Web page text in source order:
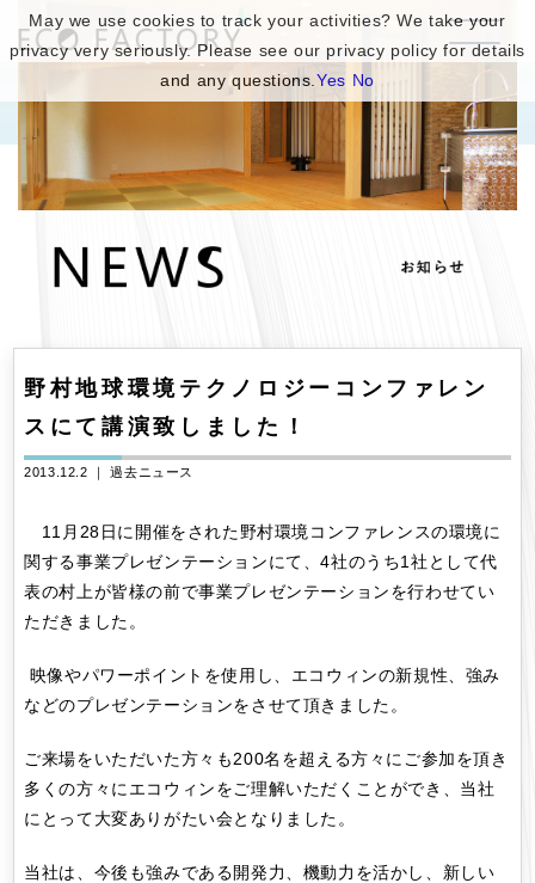
野村地球環境テクノロジーコンファレン
スにて講演致しました！
2013.12.2 ｜過去ニュース
11月28日に開催をされた野村環境コンファレンスの環境に
関する事業プレゼンテーションにて、4社のうち1社として代
表の村上が皆様の前で事業プレゼンテーションを行わせてい
ただきました。
映像やパワーポイントを使用し、エコウィンの新規性、強み
などのプレゼンテーションをさせて頂きました。
ご来場をいただいた方々も200名を超える方々にご参加を頂き
多くの方々にエコウィンをご理解いただくことができ、当社
にとって大変ありがたい会となりました。
当社は、今後も強みである開発力、機動力を活かし、新しい
May we use cookies to track your activities? We take your
privacy very seriously. Please see our privacy policy for details
and any questions.Yes No